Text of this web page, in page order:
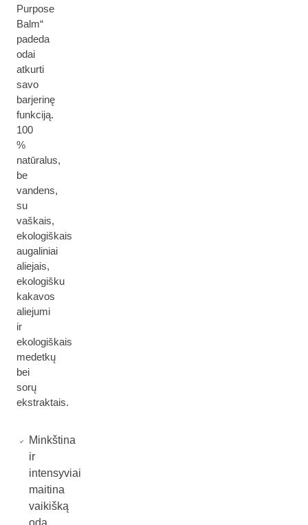
Purpose
Balm“
padeda
odai
atkurti
savo
barjerinę
funkciją.
100
%
natūralus,
be
vandens,
su
vaškais,
ekologiškais
augaliniai
aliejais,
ekologišku
kakavos
aliejumi
ir
ekologiškais
medetkų
bei
sorų
ekstraktais.
Minkština
ir
intensyviai
maitina
vaikišką
odą